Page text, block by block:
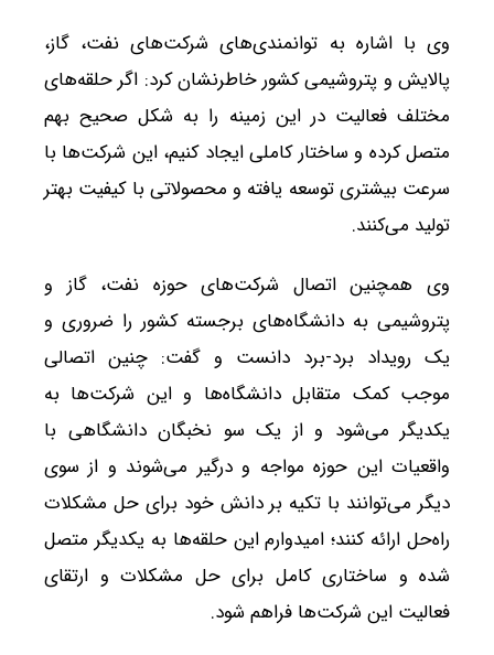
وی با اشاره به توانمندی‌های شرکت‌های نفت، گاز،
پالایش و پتروشیمی کشور خاطرنشان کرد: اگر حلقه‌های
مختلف فعالیت در این زمینه را به شکل صحیح بهم
متصل کرده و ساختار کاملی ایجاد کنیم، این شرکت‌ها با
سرعت بیشتری توسعه یافته و محصولاتی با کیفیت بهتر
تولید می‌کنند.
وی همچنین اتصال شرکت‌های حوزه نفت، گاز و
پتروشیمی به دانشگاه‌های برجسته کشور را ضروری و
یک رویداد برد-برد دانست و گفت: چنین اتصالی
موجب کمک متقابل دانشگاه‌ها و این شرکت‌ها به
یکدیگر می‌شود و از یک سو نخبگان دانشگاهی با
واقعیات این حوزه مواجه و درگیر می‌شوند و از سوی
دیگر می‌توانند با تکیه بر دانش خود برای حل مشکلات
راه‌حل ارائه کنند؛ امیدوارم این حلقه‌ها به یکدیگر متصل
شده و ساختاری کامل برای حل مشکلات و ارتقای
فعالیت این شرکت‌ها فراهم شود.